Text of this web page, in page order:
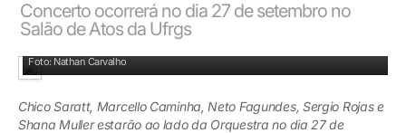
Concerto ocorrerá no dia 27 de setembro no
Salão de Atos da Ufrgs
Foto: Nathan Carvalho
Chico Saratt, Marcello Caminha, Neto Fagundes, Sergio Rojas e
Shana Muller estarão ao lado da Orquestra no dia 27 de